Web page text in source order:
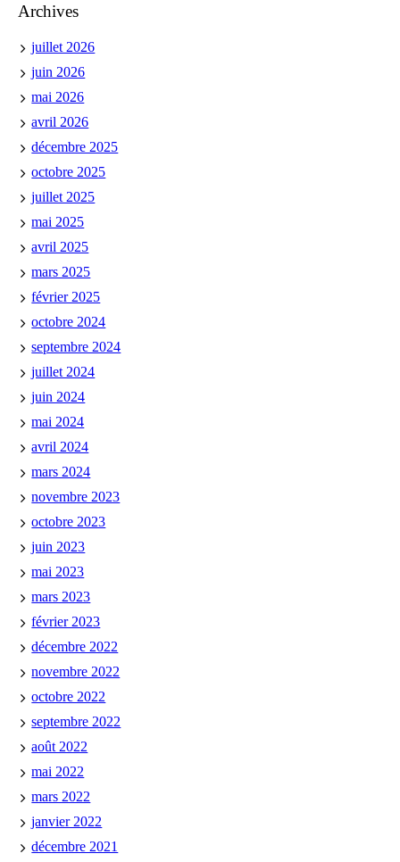
Archives
juillet 2026
juin 2026
mai 2026
avril 2026
décembre 2025
octobre 2025
juillet 2025
mai 2025
avril 2025
mars 2025
février 2025
octobre 2024
septembre 2024
juillet 2024
juin 2024
mai 2024
avril 2024
mars 2024
novembre 2023
octobre 2023
juin 2023
mai 2023
mars 2023
février 2023
décembre 2022
novembre 2022
octobre 2022
septembre 2022
août 2022
mai 2022
mars 2022
janvier 2022
décembre 2021